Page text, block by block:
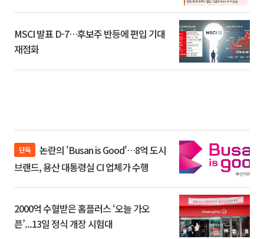
MSCI 발표 D-7…후보주 반등에 편입 기대
재점화
단독
브랜드, 용산 대통령실 CI 업체가 수행
2000억 수혈받은 홈플러스 ‘오늘 가오
픈’...13일 정식 개장 시험대